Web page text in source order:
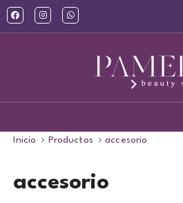
Inicio Productos accesorio
accesorio